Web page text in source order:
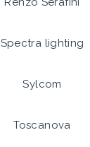
Spectra lighting
Sylcom
Toscanova